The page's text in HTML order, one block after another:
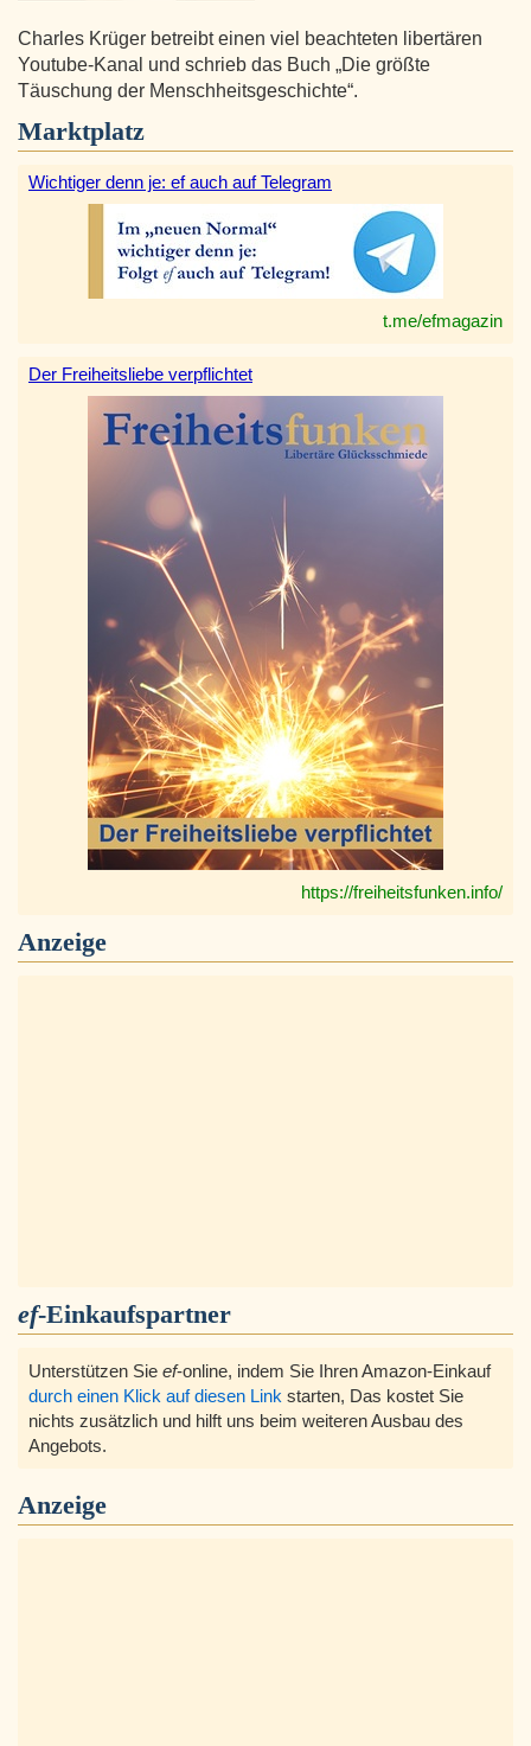
Charles Krüger betreibt einen viel beachteten libertären
Youtube-Kanal und schrieb das Buch „Die größte
Täuschung der Menschheitsgeschichte“.
Marktplatz
Wichtiger denn je: ef auch auf Telegram
t.me/efmagazin
Der Freiheitsliebe verpflichtet
https://freiheitsfunken.info/
Anzeige
ef-Einkaufspartner
Unterstützen Sie ef-online, indem Sie Ihren Amazon-Einkauf
durch einen Klick auf diesen Link starten, Das kostet Sie
nichts zusätzlich und hilft uns beim weiteren Ausbau des
Angebots.
Anzeige